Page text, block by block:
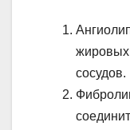
жировых
сосудов.